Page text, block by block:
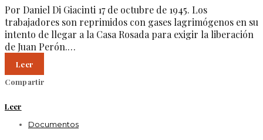
Por Daniel Di Giacinti 17 de octubre de 1945. Los
trabajadores son reprimidos con gases lagrimógenos en su
intento de llegar a la Casa Rosada para exigir la liberación
de Juan Perón.…
Leer
Compartir
Leer
Documentos